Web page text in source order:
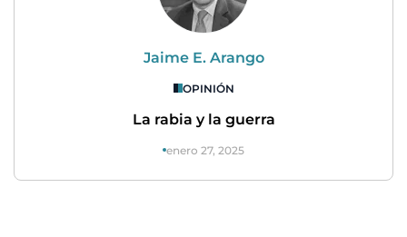
Jaime E. Arango
OPINIÓN
La rabia y la guerra
enero 27, 2025